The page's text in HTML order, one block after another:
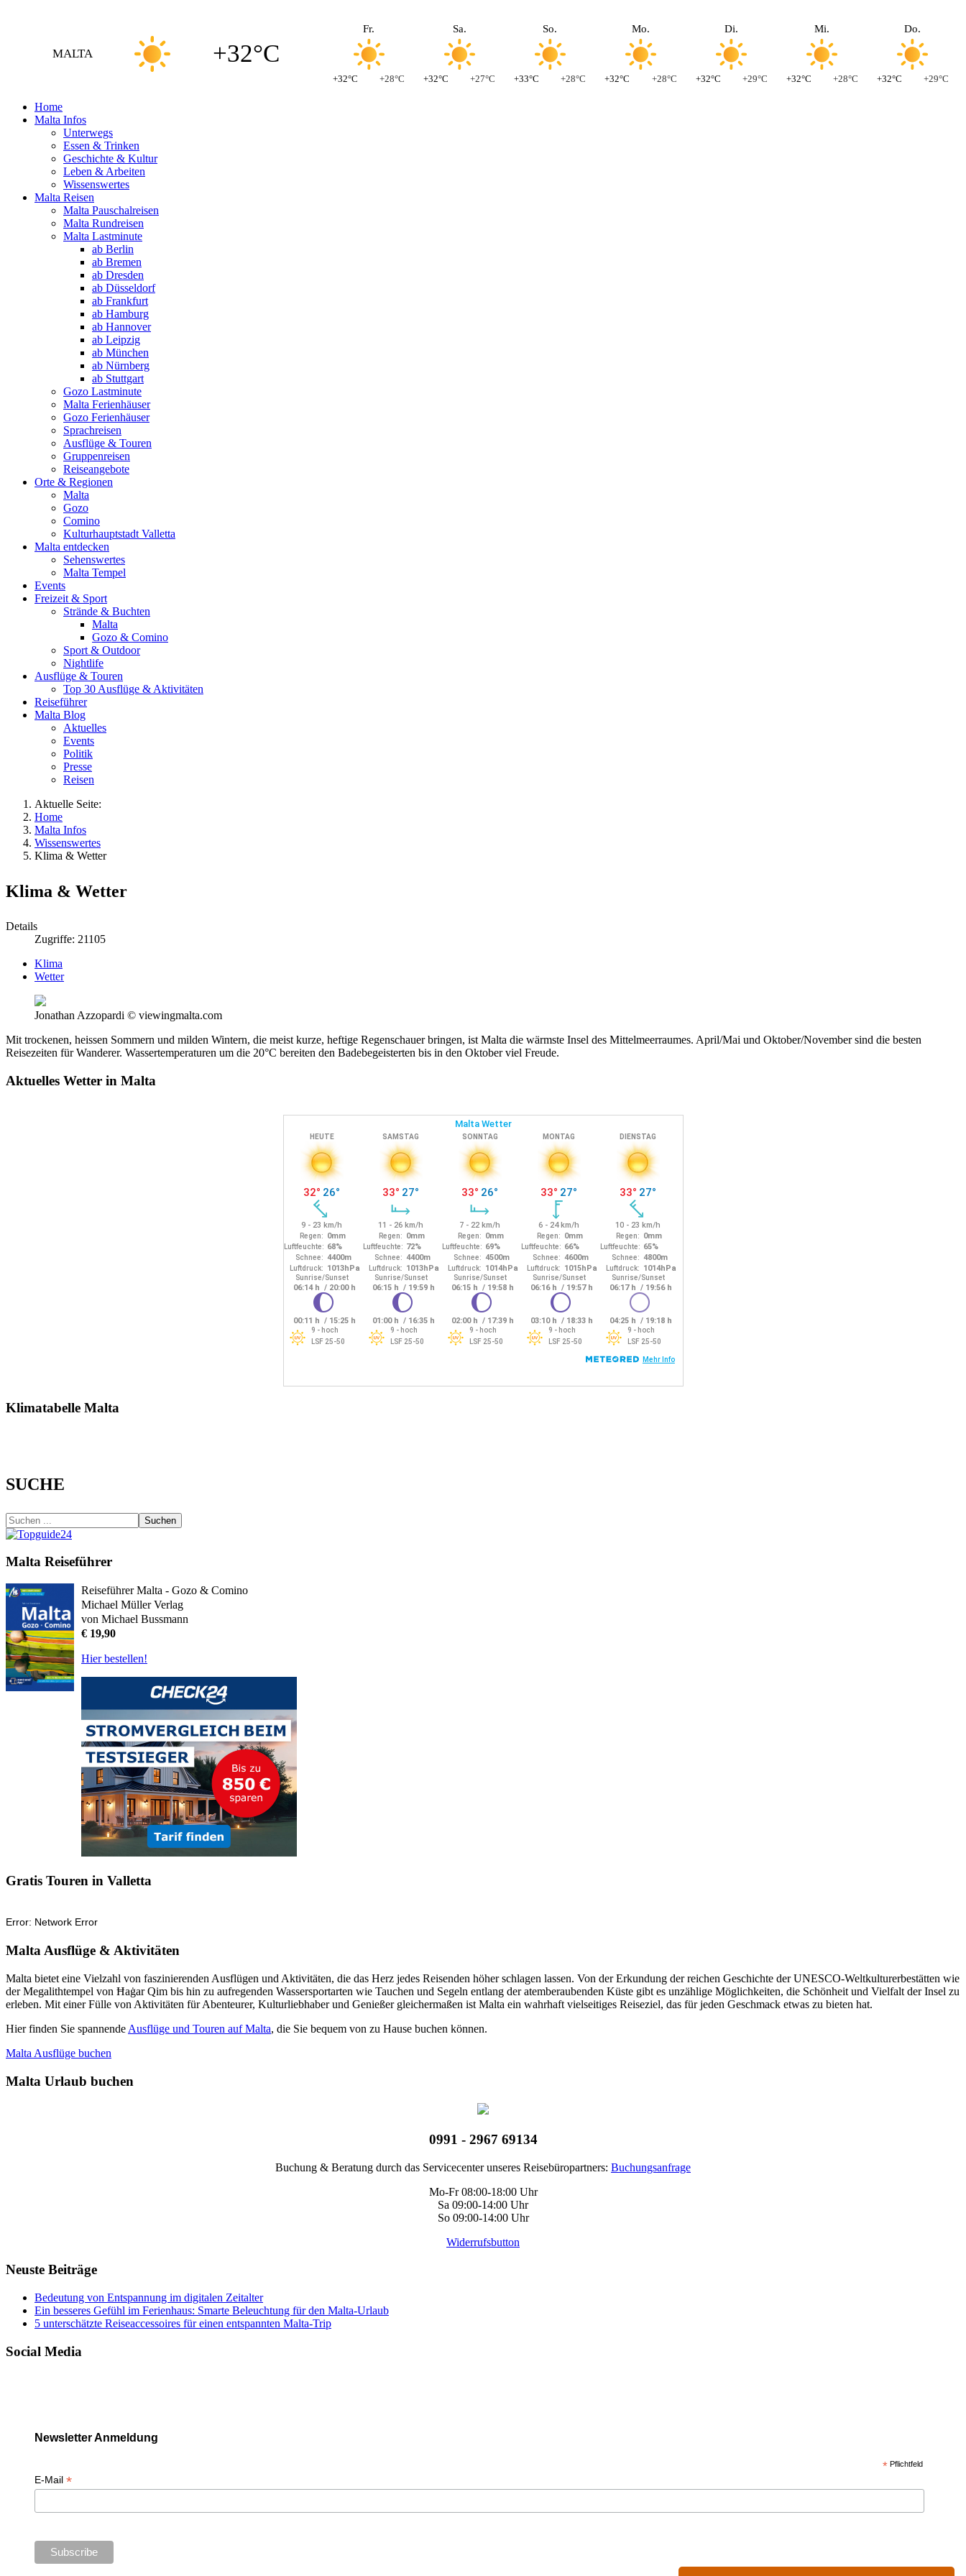
MALTA +32°C
Fr.
+32°C +28°C
Sa.
+32°C +27°C
So.
+33°C +28°C
Mo.
+32°C +28°C
Di.
+32°C +29°C
Mi.
+32°C +28°C
Do.
+32°C +29°C
Home
Malta Infos
Unterwegs
Essen & Trinken
Geschichte & Kultur
Leben & Arbeiten
Wissenswertes
Malta Reisen
Malta Pauschalreisen
Malta Rundreisen
Malta Lastminute
ab Berlin
ab Bremen
ab Dresden
ab Düsseldorf
ab Frankfurt
ab Hamburg
ab Hannover
ab Leipzig
ab München
ab Nürnberg
ab Stuttgart
Gozo Lastminute
Malta Ferienhäuser
Gozo Ferienhäuser
Sprachreisen
Ausflüge & Touren
Gruppenreisen
Reiseangebote
Orte & Regionen
Malta
Gozo
Comino
Kulturhauptstadt Valletta
Malta entdecken
Sehenswertes
Malta Tempel
Events
Freizeit & Sport
Strände & Buchten
Malta
Gozo & Comino
Sport & Outdoor
Nightlife
Ausflüge & Touren
Top 30 Ausflüge & Aktivitäten
Reiseführer
Malta Blog
Aktuelles
Events
Politik
Presse
Reisen
Aktuelle Seite:
Home
Malta Infos
Wissenswertes
Klima & Wetter
Klima & Wetter
Details
Zugriffe: 21105
Klima
Wetter
Jonathan Azzopardi © viewingmalta.com
Mit trockenen, heissen Sommern und milden Wintern, die meist kurze, heftige Regenschauer bringen, ist Malta die wärmste Insel des Mittelmeerraumes. April/Mai und Oktober/November sind die besten
Reisezeiten für Wanderer. Wassertemperaturen um die 20°C bereiten den Badebegeisterten bis in den Oktober viel Freude.
Aktuelles Wetter in Malta
Klimatabelle Malta
SUCHE
Suchen
Malta Reiseführer
Reiseführer Malta - Gozo & Comino
Michael Müller Verlag
von Michael Bussmann
€ 19,90
Hier bestellen!
Gratis Touren in Valletta
Malta Ausflüge & Aktivitäten
Malta bietet eine Vielzahl von faszinierenden Ausflügen und Aktivitäten, die das Herz jedes Reisenden höher schlagen lassen. Von der Erkundung der reichen Geschichte der UNESCO-Weltkulturerbestätten wie
der Megalithtempel von Ħaġar Qim bis hin zu aufregenden Wassersportarten wie Tauchen und Segeln entlang der atemberaubenden Küste gibt es unzählige Möglichkeiten, die Schönheit und Vielfalt der Insel zu
erleben. Mit einer Fülle von Aktivitäten für Abenteurer, Kulturliebhaber und Genießer gleichermaßen ist Malta ein wahrhaft vielseitiges Reiseziel, das für jeden Geschmack etwas zu bieten hat.
Hier finden Sie spannende Ausflüge und Touren auf Malta, die Sie bequem von zu Hause buchen können.
Malta Ausflüge buchen
Malta Urlaub buchen
0991 - 2967 69134
Buchung & Beratung durch das Servicecenter unseres Reisebüropartners: Buchungsanfrage
Mo-Fr 08:00-18:00 Uhr
Sa 09:00-14:00 Uhr
So 09:00-14:00 Uhr
Widerrufsbutton
Neuste Beiträge
Bedeutung von Entspannung im digitalen Zeitalter
Ein besseres Gefühl im Ferienhaus: Smarte Beleuchtung für den Malta-Urlaub
5 unterschätzte Reiseaccessoires für einen entspannten Malta-Trip
Social Media
Newsletter Anmeldung
* Pflichtfeld
E-Mail *